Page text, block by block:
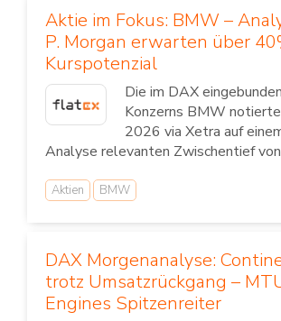
Aktie im Fokus: BMW –
P. Morgan erwarten über
Kurspotenzial
Die im DAX
Konzerns BMW
2026 via Xetra auf
Analyse relevanten Zwischentief
Aktien BMW
DAX Morgenanalyse:
trotz Umsatzrückgang –
Engines Spitzenreiter